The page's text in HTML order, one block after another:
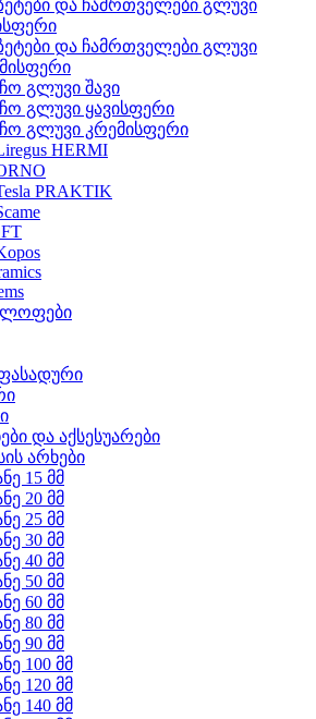
და ჩამრთველები გლუვი
და ჩამრთველები გლუვი
გლუვი შავი
გლუვი ყავისფერი
გლუვი კრემისფერი
HERMI
PRAKTIK
და აქსესუარები
არხები
15 მმ
20 მმ
25 მმ
30 მმ
40 მმ
50 მმ
60 მმ
80 მმ
90 მმ
100 მმ
120 მმ
140 მმ